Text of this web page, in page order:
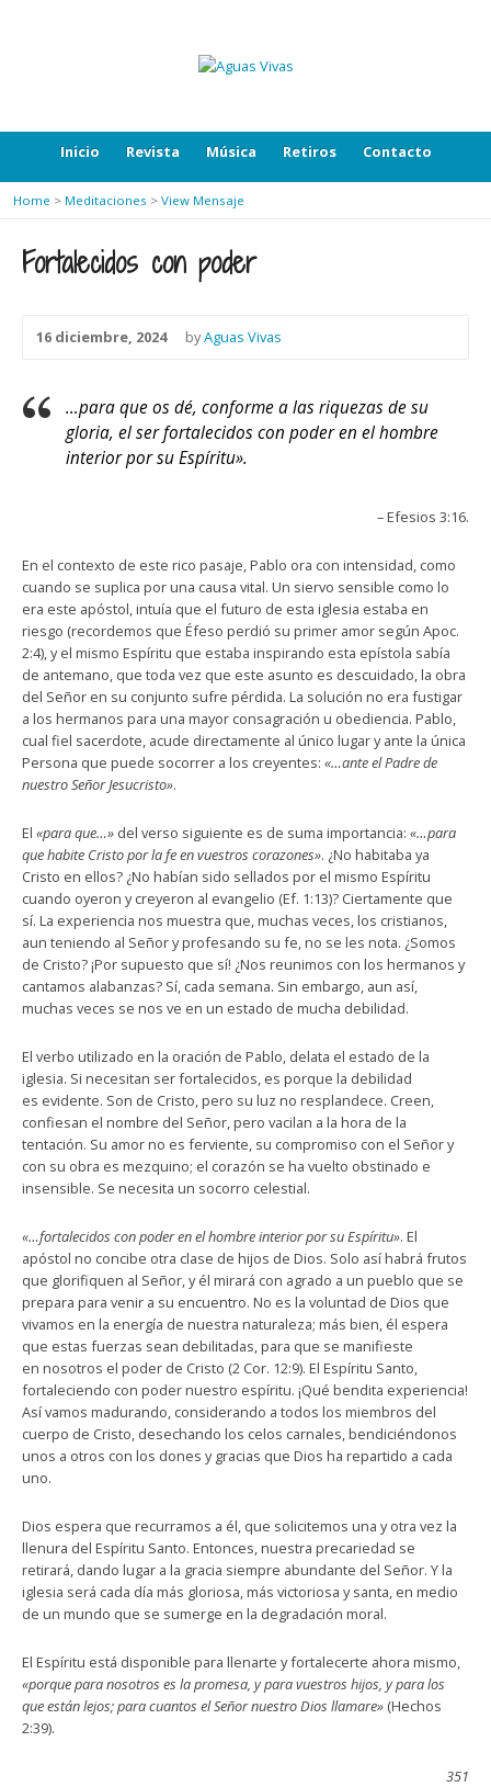
Inicio Revista Música Retiros Contacto
Home > Meditaciones > View Mensaje
Fortalecidos con poder
16 diciembre, 2024 byAguas Vivas
…para que os dé, conforme a las riquezas de su
gloria, el ser fortalecidos con poder en el hombre
interior por su Espíritu».
– Efesios 3:16.
En el contexto de este rico pasaje, Pablo ora con intensidad, como
cuando se suplica por una causa vital. Un siervo sensible como lo
era este apóstol, intuía que el futuro de esta iglesia estaba en
riesgo (recordemos que Éfeso perdió su primer amor según Apoc.
2:4), y el mismo Espíritu que estaba inspirando esta epístola sabía
de antemano, que toda vez que este asunto es descuidado, la obra
del Señor en su conjunto sufre pérdida. La solución no era fustigar
a los hermanos para una mayor consagración u obediencia. Pablo,
cual fiel sacerdote, acude directamente al único lugar y ante la única
Persona que puede socorrer a los creyentes: «…ante el Padre de
nuestro Señor Jesucristo».
El «para que…» del verso siguiente es de suma importancia: «…para
que habite Cristo por la fe en vuestros corazones». ¿No habitaba ya
Cristo en ellos? ¿No habían sido sellados por el mismo Espíritu
cuando oyeron y creyeron al evangelio (Ef. 1:13)? Ciertamente que
sí. La experiencia nos muestra que, muchas veces, los cristianos,
aun teniendo al Señor y profesando su fe, no se les nota. ¿Somos
de Cristo? ¡Por supuesto que sí! ¿Nos reunimos con los hermanos y
cantamos alabanzas? Sí, cada semana. Sin embargo, aun así,
muchas veces se nos ve en un estado de mucha debilidad.
El verbo utilizado en la oración de Pablo, delata el estado de la
iglesia. Si necesitan ser fortalecidos, es porque la debilidad
es evidente. Son de Cristo, pero su luz no resplandece. Creen,
confiesan el nombre del Señor, pero vacilan a la hora de la
tentación. Su amor no es ferviente, su compromiso con el Señor y
con su obra es mezquino; el corazón se ha vuelto obstinado e
insensible. Se necesita un socorro celestial.
«…fortalecidos con poder en el hombre interior por su Espíritu». El
apóstol no concibe otra clase de hijos de Dios. Solo así habrá frutos
que glorifiquen al Señor, y él mirará con agrado a un pueblo que se
prepara para venir a su encuentro. No es la voluntad de Dios que
vivamos en la energía de nuestra naturaleza; más bien, él espera
que estas fuerzas sean debilitadas, para que se manifieste
en nosotros el poder de Cristo (2 Cor. 12:9). El Espíritu Santo,
fortaleciendo con poder nuestro espíritu. ¡Qué bendita experiencia!
Así vamos madurando, considerando a todos los miembros del
cuerpo de Cristo, desechando los celos carnales, bendiciéndonos
unos a otros con los dones y gracias que Dios ha repartido a cada
uno.
Dios espera que recurramos a él, que solicitemos una y otra vez la
llenura del Espíritu Santo. Entonces, nuestra precariedad se
retirará, dando lugar a la gracia siempre abundante del Señor. Y la
iglesia será cada día más gloriosa, más victoriosa y santa, en medio
de un mundo que se sumerge en la degradación moral.
El Espíritu está disponible para llenarte y fortalecerte ahora mismo,
«porque para nosotros es la promesa, y para vuestros hijos, y para los
que están lejos; para cuantos el Señor nuestro Dios llamare» (Hechos
2:39).
351